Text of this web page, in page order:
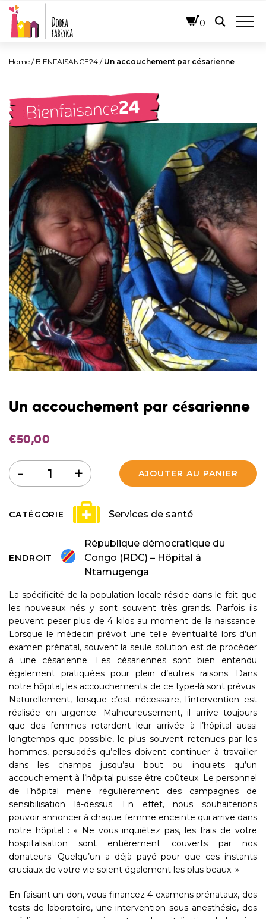
0
Home / BIENFAISANCE24 / Un accouchement par césarienne
Un accouchement par césarienne
€50,00
Quantité +
- AJOUTER AU PANIER
CATÉGORIE Services de santé
ENDROIT
République démocratique du
Congo (RDC) – Hôpital à
Ntamugenga
La spécificité de la population locale réside dans le fait que
les nouveaux nés y sont souvent très grands. Parfois ils
peuvent peser plus de 4 kilos au moment de la naissance.
Lorsque le médecin prévoit une telle éventualité lors d’un
examen prénatal, souvent la seule solution est de procéder
à une césarienne. Les césariennes sont bien entendu
également pratiquées pour plein d’autres raisons. Dans
notre hôpital, les accouchements de ce type-là sont prévus.
Naturellement, lorsque c’est nécessaire, l’intervention est
réalisée en urgence. Malheureusement, il arrive toujours
que des femmes retardent leur arrivée à l’hôpital aussi
longtemps que possible, le plus souvent retenues par les
hommes, persuadés qu’elles doivent continuer à travailler
dans les champs jusqu’au bout ou inquiets qu’un
accouchement à l’hôpital puisse être coûteux. Le personnel
de l’hôpital mène régulièrement des campagnes de
sensibilisation là-dessus. En effet, nous souhaiterions
pouvoir annoncer à chaque femme enceinte qui arrive dans
notre hôpital : « Ne vous inquiétez pas, les frais de votre
hospitalisation sont entièrement couverts par nos
donateurs. Quelqu’un a déjà payé pour que ces instants
cruciaux de votre vie soient également les plus beaux. »
En faisant un don, vous financez 4 examens prénataux, des
tests de laboratoire, une intervention sous anesthésie, des